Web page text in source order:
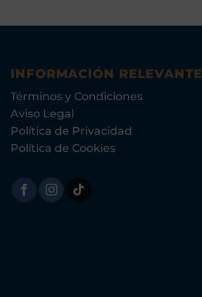
INFORMACIÓN RELEVANTE
Términos y Condiciones
Aviso Legal
Política de Privacidad
Política de Cookies